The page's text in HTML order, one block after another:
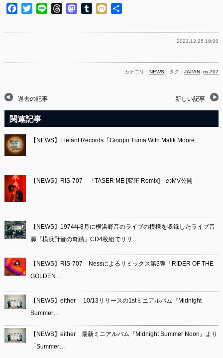
Facebook
TwitterLine ThreadsMastodon
Tumblr
Mixi
2023.12.25 19:00
カテゴリ：NEWS タグ：JAPAN ,ris-707
過去の記事 新しい記事
関連記事
【NEWS】Elefant Records『Giorgio Tuma With Malik Moore…
【NEWS】RIS-707 「TASER ME [変圧 Remix]」のMV公開
【NEWS】1974年8月に横浜野音のライブの模様を収録したライブ音
源『横浜野音の奇蹟』CD4枚組でリリ…
【NEWS】RIS-707 Nessによるリミックス第3弾「RIDER OF THE
GOLDEN…
【NEWS】either 10/13リリースの1stミニアルバム『Midnight
Summer…
【NEWS】either 最新ミニアルバム『Midnight Summer Noon』より
「Summer…